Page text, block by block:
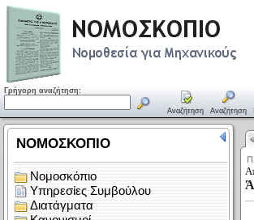
Γρήγορη αναζήτηση:
Αναζήτηση Αναζήτηση